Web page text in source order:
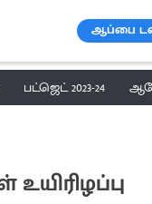
ஆப்பை
பட்ஜெட் 2023-24